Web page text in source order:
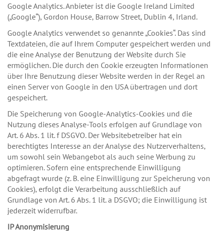
Google Analytics. Anbieter ist die Google Ireland Limited
(„Google“), Gordon House, Barrow Street, Dublin 4, Irland.
Google Analytics verwendet so genannte „Cookies“. Das sind
Textdateien, die auf Ihrem Computer gespeichert werden und
die eine Analyse der Benutzung der Website durch Sie
ermöglichen. Die durch den Cookie erzeugten Informationen
über Ihre Benutzung dieser Website werden in der Regel an
einen Server von Google in den USA übertragen und dort
gespeichert.
Die Speicherung von Google-Analytics-Cookies und die
Nutzung dieses Analyse-Tools erfolgen auf Grundlage von
Art. 6 Abs. 1 lit. f DSGVO. Der Websitebetreiber hat ein
berechtigtes Interesse an der Analyse des Nutzerverhaltens,
um sowohl sein Webangebot als auch seine Werbung zu
optimieren. Sofern eine entsprechende Einwilligung
abgefragt wurde (z. B. eine Einwilligung zur Speicherung von
Cookies), erfolgt die Verarbeitung ausschließlich auf
Grundlage von Art. 6 Abs. 1 lit. a DSGVO; die Einwilligung ist
jederzeit widerrufbar.
IP Anonymisierung